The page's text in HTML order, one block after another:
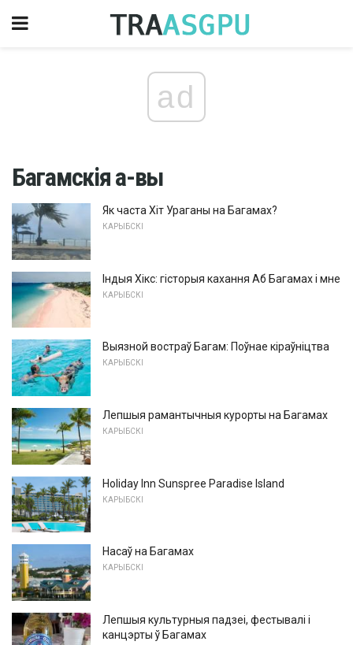
ad
Багамскія а-вы
Як часта Хіт Ураганы на Багамах?
КАРЫБСКІ
Індыя Хікс: гісторыя кахання Аб Багамах і мне
КАРЫБСКІ
Выязной востраў Багам: Поўнае кіраўніцтва
КАРЫБСКІ
Лепшыя рамантычныя курорты на Багамах
КАРЫБСКІ
Holiday Inn Sunspree Paradise Island
КАРЫБСКІ
Насаў на Багамах
КАРЫБСКІ
Лепшыя культурныя падзеі, фестывалі і
канцэрты ў Багамах